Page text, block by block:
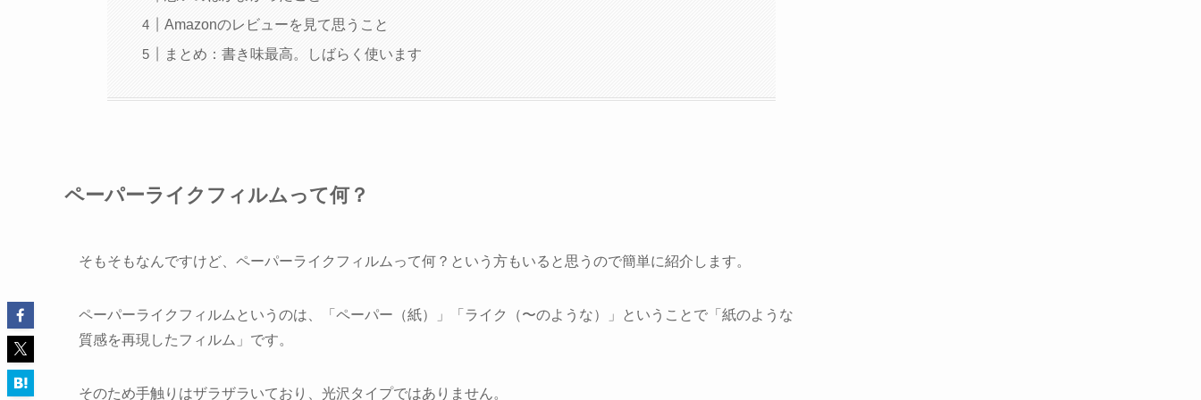
Amazonのレビューを見て思うこと
まとめ：書き味最高。しばらく使います
ペーパーライクフィルムって何？
そもそもなんですけど、ペーパーライクフィルムって何？という方もいると思うので簡単に紹介します。
ペーパーライクフィルムというのは、「ペーパー（紙）」「ライク（〜のような）」ということで「紙のような
質感を再現したフィルム」です。
そのため手触りはザラザラいており、光沢タイプではありません。